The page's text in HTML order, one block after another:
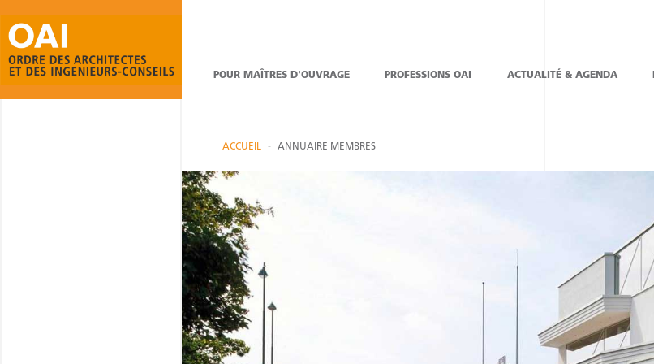
POUR MAÎTRES D'OUVRAGE PROFESSIONS OAI ACTUALITÉ & AGENDA
ACCUEIL ANNUAIRE MEMBRES